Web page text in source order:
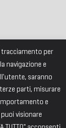
per
navigazione e
saranno
parti, misurare
e
visionare